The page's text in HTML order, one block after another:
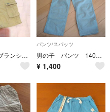
BRANSHES ブランシェス カーゴ オーバーオール 90
パンツ/スパッツ
男の子 パンツ 140サイズ branshes
¥ 1,400